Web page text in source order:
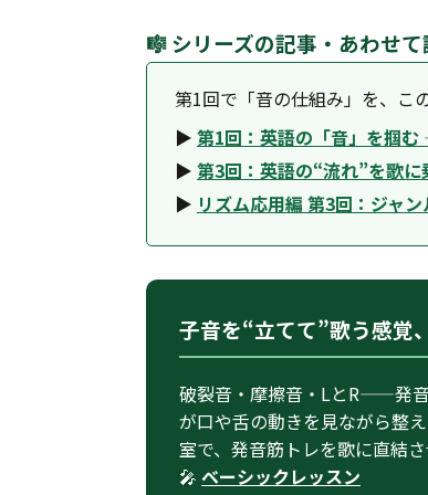
🎼 シリーズの記事・あわせ
第1回で「音の仕組み」を、こ
▶ 第1回：英語の「音」を掴
▶ 第3回：英語の“流れ”を歌
▶ リズム応用編 第3回：ジャ
子音を“立てて”歌う感覚
破裂音・摩擦音・LとR——発
が口や舌の動きを見ながら整
室で、発音筋トレを歌に直結さ
🎤 ベーシックレッスン